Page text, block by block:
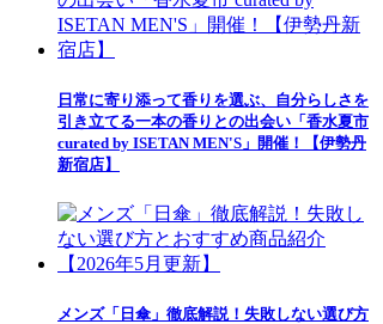
日常に寄り添って香りを選ぶ、自分らしさを
引き立てる一本の香りとの出会い「香水夏市
curated by ISETAN MEN'S」開催！【伊勢丹
新宿店】
メンズ「日傘」徹底解説！失敗しない選び方